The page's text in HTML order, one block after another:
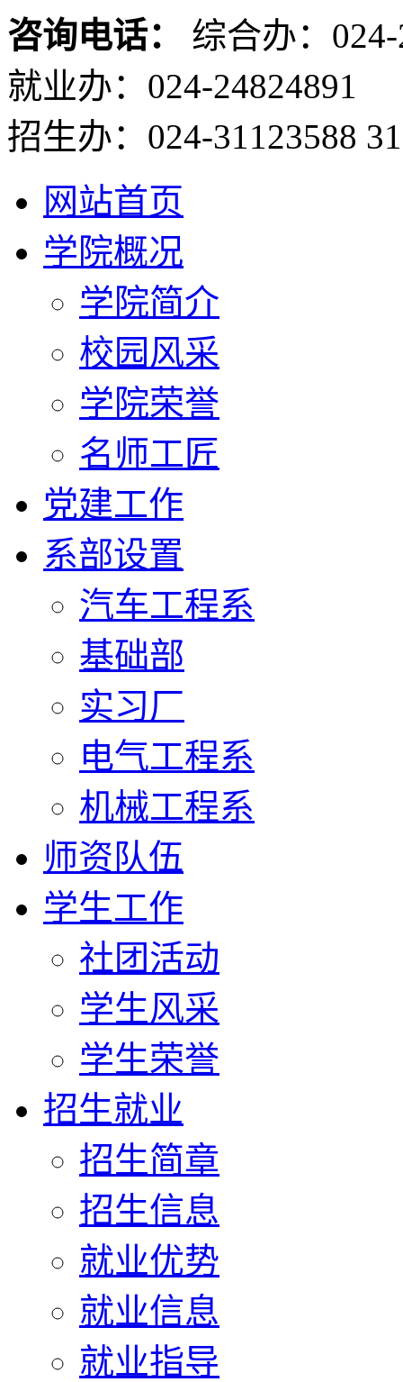
咨询电话：
综合办：
就业办：024-24824891
招生办：024-31123588
网站首页
学院概况
学院简介
校园风采
学院荣誉
名师工匠
党建工作
系部设置
汽车工程系
基础部
实习厂
电气工程系
机械工程系
师资队伍
学生工作
社团活动
学生风采
学生荣誉
招生就业
招生简章
招生信息
就业优势
就业信息
就业指导